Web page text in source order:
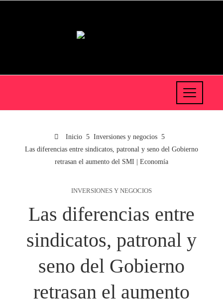
Inicio
Inversiones y negocios
Las diferencias entre sindicatos, patronal y seno del Gobierno
retrasan el aumento del SMI | Economía
INVERSIONES Y NEGOCIOS
Las diferencias entre
sindicatos, patronal y
seno del Gobierno
retrasan el aumento